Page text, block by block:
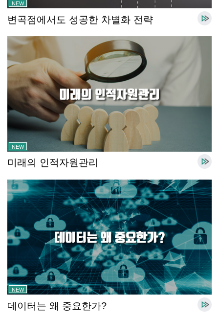
NEW
변곡점에서도 성공한 차별화 전략
NEW
미래의 인적자원관리
NEW
데이터는 왜 중요한가?